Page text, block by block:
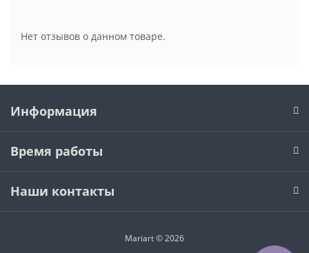
Нет отзывов о данном товаре.
Информация
Время работы
Наши контакты
Mariart © 2026